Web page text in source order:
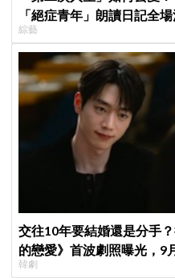
「絕症青年」朗讀日記全
識」！
綜藝
交往10年要結婚還是分手
的戀愛》首波劇照曝光，9
韓劇